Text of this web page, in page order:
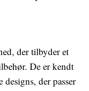
der tilbyder et
De er kendt
der passer